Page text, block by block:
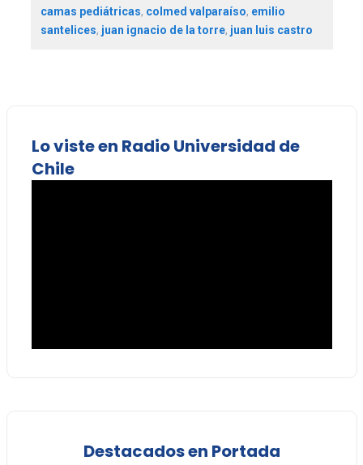
camas pediátricas, colmed valparaíso, emilio
santelices, juan ignacio de la torre, juan luis castro
Lo viste en Radio Universidad de
Chile
Destacados en Portada